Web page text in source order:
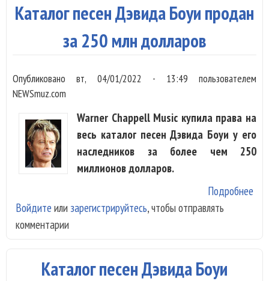
Каталог песен Дэвида Боуи продан
за 250 млн долларов
Опубликовановт, 04/01/2022 - 13:49 пользователем
NEWSmuz.com
Warner Chappell Music купила права на
весь каталог песен Дэвида Боуи у его
наследников за более чем 250
миллионов долларов.
Подробнее
Войдите или зарегистрируйтесь, чтобы отправлять
комментарии
Каталог песен Дэвида Боуи